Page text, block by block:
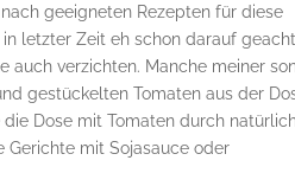
geeigneten Rezepten für diese
letzter Zeit eh schon darauf
auch verzichten. Manche meiner
gestückelten Tomaten aus der
Dose mit Tomaten durch
Gerichte mit Sojasauce oder